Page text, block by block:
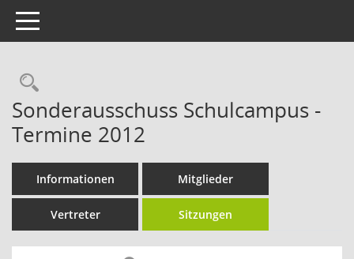
Toggle navigation
Rechercheauswahl
Sonderausschuss Schulcampus -
Termine 2012
Informationen Mitglieder
Vertreter Sitzungen